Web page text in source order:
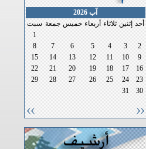
آب 2026
أحد إثنين ثلاثاء أربعاء خميس جمعة سبت
1
2
3
4
5
6
7
8
9
10
11
12
13
14
15
16
17
18
19
20
21
22
23
24
25
26
27
28
29
30
31